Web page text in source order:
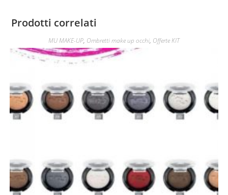
Prodotti correlati
MU MAKE-UP, Ombretti make up occhi, Offerte KIT